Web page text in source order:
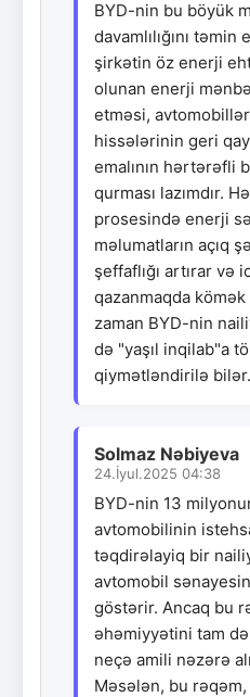
BYD-nin bu böyük
davamlılığını təmin
şirkətin öz enerji
olunan enerji
etməsi,
hissələrinin geri
emalının hərtərəfli
qurması lazımdır.
prosesində enerji
məlumatların açıq
şeffaflığı artırar və
qazanmaqda kömək
zaman BYD-nin
də "yaşıl inqilab"a
qiymətləndirilə bilər.
Solmaz Nəbiyeva
24.İyul.2025 04:38
BYD-nin 13
avtomobilinin
təqdirəlayiq bir
avtomobil
göstərir. Ancaq bu
əhəmiyyətini tam
neçə amili nəzərə
Məsələn, bu